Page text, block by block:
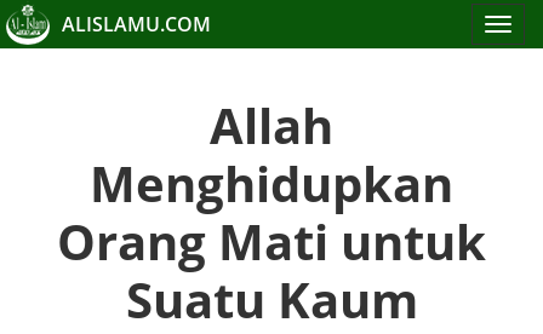
Toggle
ALISLAMU.COM
Allah
Menghidupkan
Orang Mati untuk
Suatu Kaum